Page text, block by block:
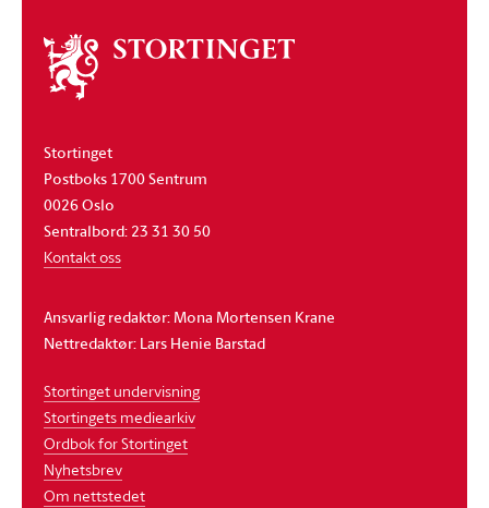
Om
stortinget
Stortinget
Postboks 1700 Sentrum
0026 Oslo
Sentralbord: 23 31 30 50
Kontakt oss
Ansvarlig redaktør: Mona Mortensen Krane
Nettredaktør: Lars Henie Barstad
Stortinget undervisning
Stortingets mediearkiv
Ordbok for Stortinget
Nyhetsbrev
Om nettstedet